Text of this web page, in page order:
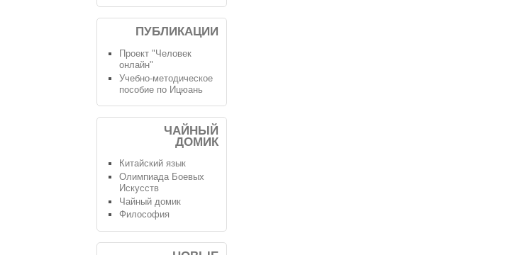
ПУБЛИКАЦИИ
Проект "Человек
онлайн"
Учебно-методическое
пособие по Ицюань
ЧАЙНЫЙ
ДОМИК
Китайский язык
Олимпиада Боевых
Искусств
Чайный домик
Философия